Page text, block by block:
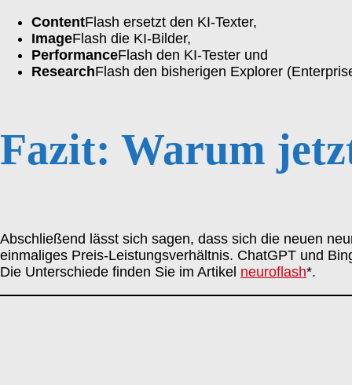
ContentFlash ersetzt den KI-Texter,
ImageFlash die KI-Bilder,
PerformanceFlash den KI-Tester und
ResearchFlash den bisherigen Explorer
Fazit: Warum
Abschließend lässt sich sagen, dass sich die neuen
einmaliges Preis-Leistungsverhältnis. ChatGPT und
Die Unterschiede finden Sie im Artikel neuroflash*.